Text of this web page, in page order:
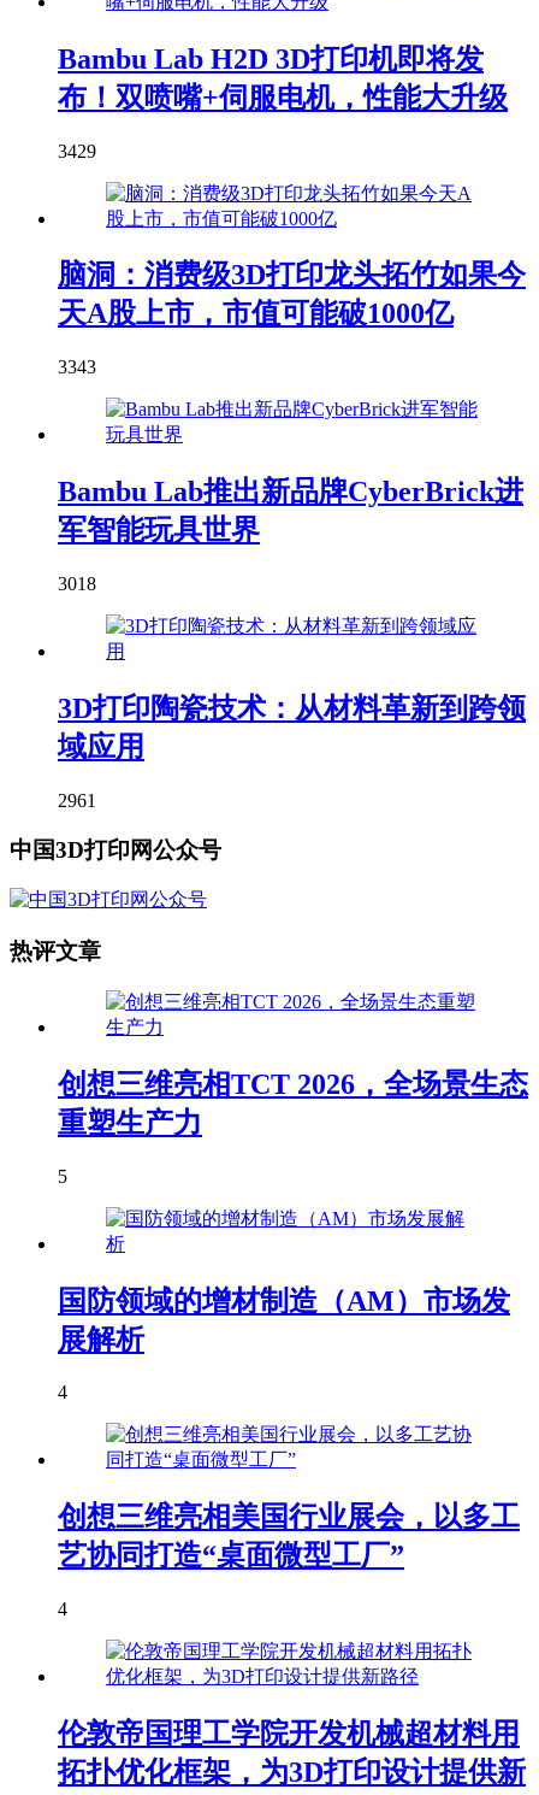
Bambu Lab H2D 3D打印机即将发
布！双喷嘴+伺服电机，性能大升级
3429
脑洞：消费级3D打印龙头拓竹如果今
天A股上市，市值可能破1000亿
3343
Bambu Lab推出新品牌CyberBrick进
军智能玩具世界
3018
3D打印陶瓷技术：从材料革新到跨领
域应用
2961
中国3D打印网公众号
热评文章
创想三维亮相TCT 2026，全场景生态
重塑生产力
5
国防领域的增材制造（AM）市场发
展解析
4
创想三维亮相美国行业展会，以多工
艺协同打造“桌面微型工厂”
4
伦敦帝国理工学院开发机械超材料用
拓扑优化框架，为3D打印设计提供新